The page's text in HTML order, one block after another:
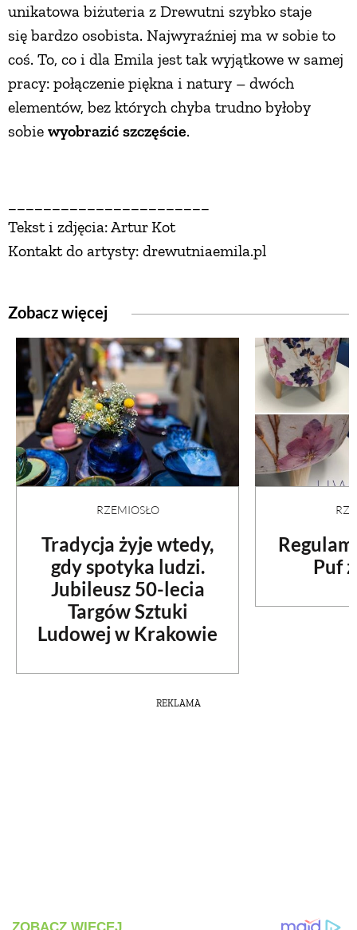
unikatowa biżuteria z Drewutni szybko staje
się bardzo osobista. Najwyraźniej ma w sobie to
coś. To, co i dla Emila jest tak wyjątkowe w samej
pracy: połączenie piękna i natury – dwóch
elementów, bez których chyba trudno byłoby
sobie wyobrazić szczęście.
Tekst i zdjęcia: Artur Kot
Kontakt do artysty: drewutniaemila.pl
Zobacz więcej
RZEMIOSŁO
Tradycja żyje wtedy,
gdy spotyka ludzi.
Jubileusz 50-lecia
Targów Sztuki
Ludowej w Krakowie
Puf
REKLAMA